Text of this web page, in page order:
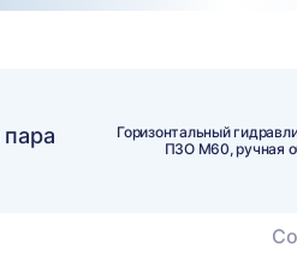
Горизонтальный
ПЗО М60, ручная